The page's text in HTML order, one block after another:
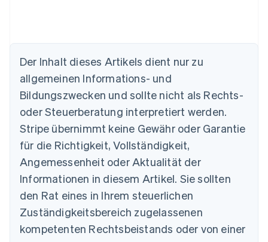
Der Inhalt dieses Artikels dient nur zu
allgemeinen Informations- und
Bildungszwecken und sollte nicht als Rechts-
oder Steuerberatung interpretiert werden.
Stripe übernimmt keine Gewähr oder Garantie
für die Richtigkeit, Vollständigkeit,
Angemessenheit oder Aktualität der
Informationen in diesem Artikel. Sie sollten
den Rat eines in Ihrem steuerlichen
Zuständigkeitsbereich zugelassenen
kompetenten Rechtsbeistands oder von einer
Australien
English
Belgien
Brasilien
PortuguêsEnglish
Bulgarien
English
Dänemark
English
DeutschEnglish
Estland
English
Festlandchina